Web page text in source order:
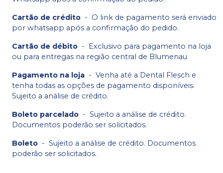
Cartão de crédito - O link de pagamento será enviado
por whatsapp após a confirmação do pedido.
Cartão de débito - Exclusivo para pagamento na loja
ou para entregas na região central de Blumenau
Pagamento na loja - Venha até a Dental Flesch e
tenha todas as opções de pagamento disponíveis.
Sujeito a análise de crédito.
Boleto parcelado - Sujeito a análise de crédito.
Documentos poderão ser solicitados.
Boleto - Sujeito a análise de crédito. Documentos
poderão ser solicitados.